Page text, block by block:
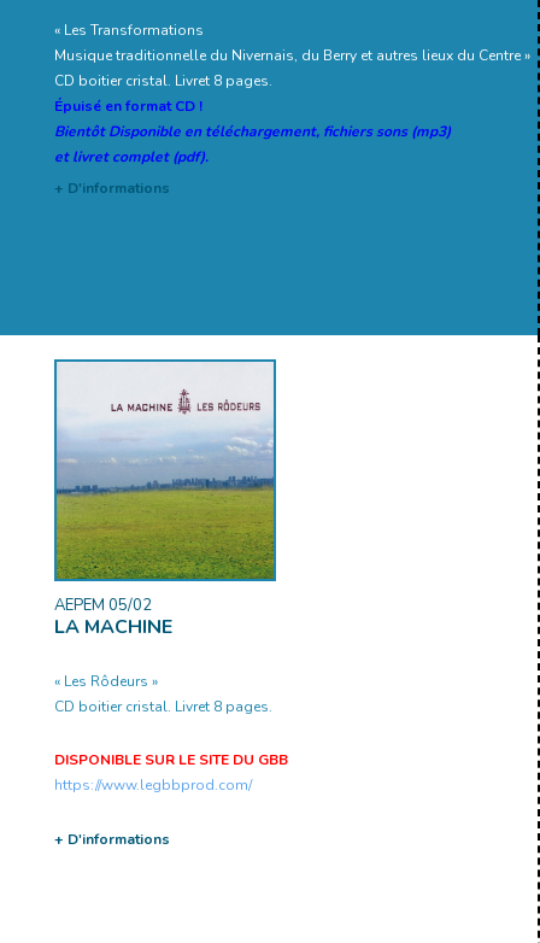
« Les Transformations
Musique traditionnelle du Nivernais, du Berry et autres lieux du Centre »
CD boitier cristal. Livret 8 pages.
Épuisé en format CD !
Bientôt Disponible en téléchargement, fichiers sons (mp3)
et livret complet (pdf).
+ D'informations
AEPEM 05/02
LA MACHINE
« Les Rôdeurs »
CD boitier cristal. Livret 8 pages.
DISPONIBLE SUR LE SITE DU GBB
https://www.legbbprod.com/
+ D'informations